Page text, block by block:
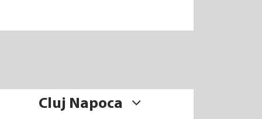
Cluj Napoca